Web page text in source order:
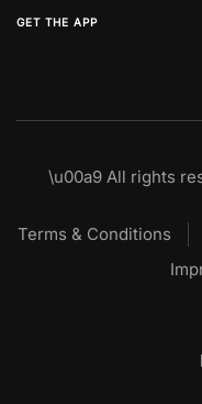
GET THE APP
\u00a9 All rights
Terms & Conditions